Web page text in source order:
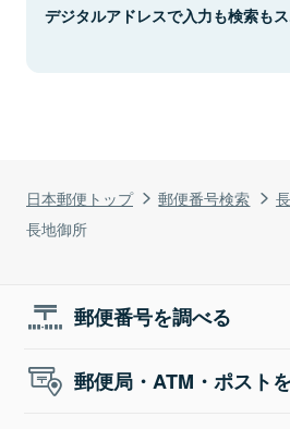
日本郵便トップ 郵便番号検索
長地御所
デジタルアドレスで入力も検索もス
郵便番号を調べる
郵便局・ATM・ポスト